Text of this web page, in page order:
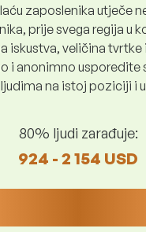
zaposlenika utječe
prije svega regija u
iskustva, veličina tvrtke
i anonimno usporedite
na istoj poziciji i
80% ljudi zarađuje:
924 - 2 154 USD